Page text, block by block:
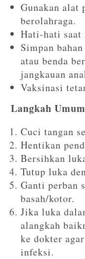
Gunakan alat
berolahraga.
Hati-hati saat
Simpan
atau benda
jangkauan
Vaksinasi
Langkah
Cuci tangan
Hentikan
Bersihkan
Tutup luka
Ganti perban
basah/kotor.
Jika luka
alangkah
ke dokter
infeksi.